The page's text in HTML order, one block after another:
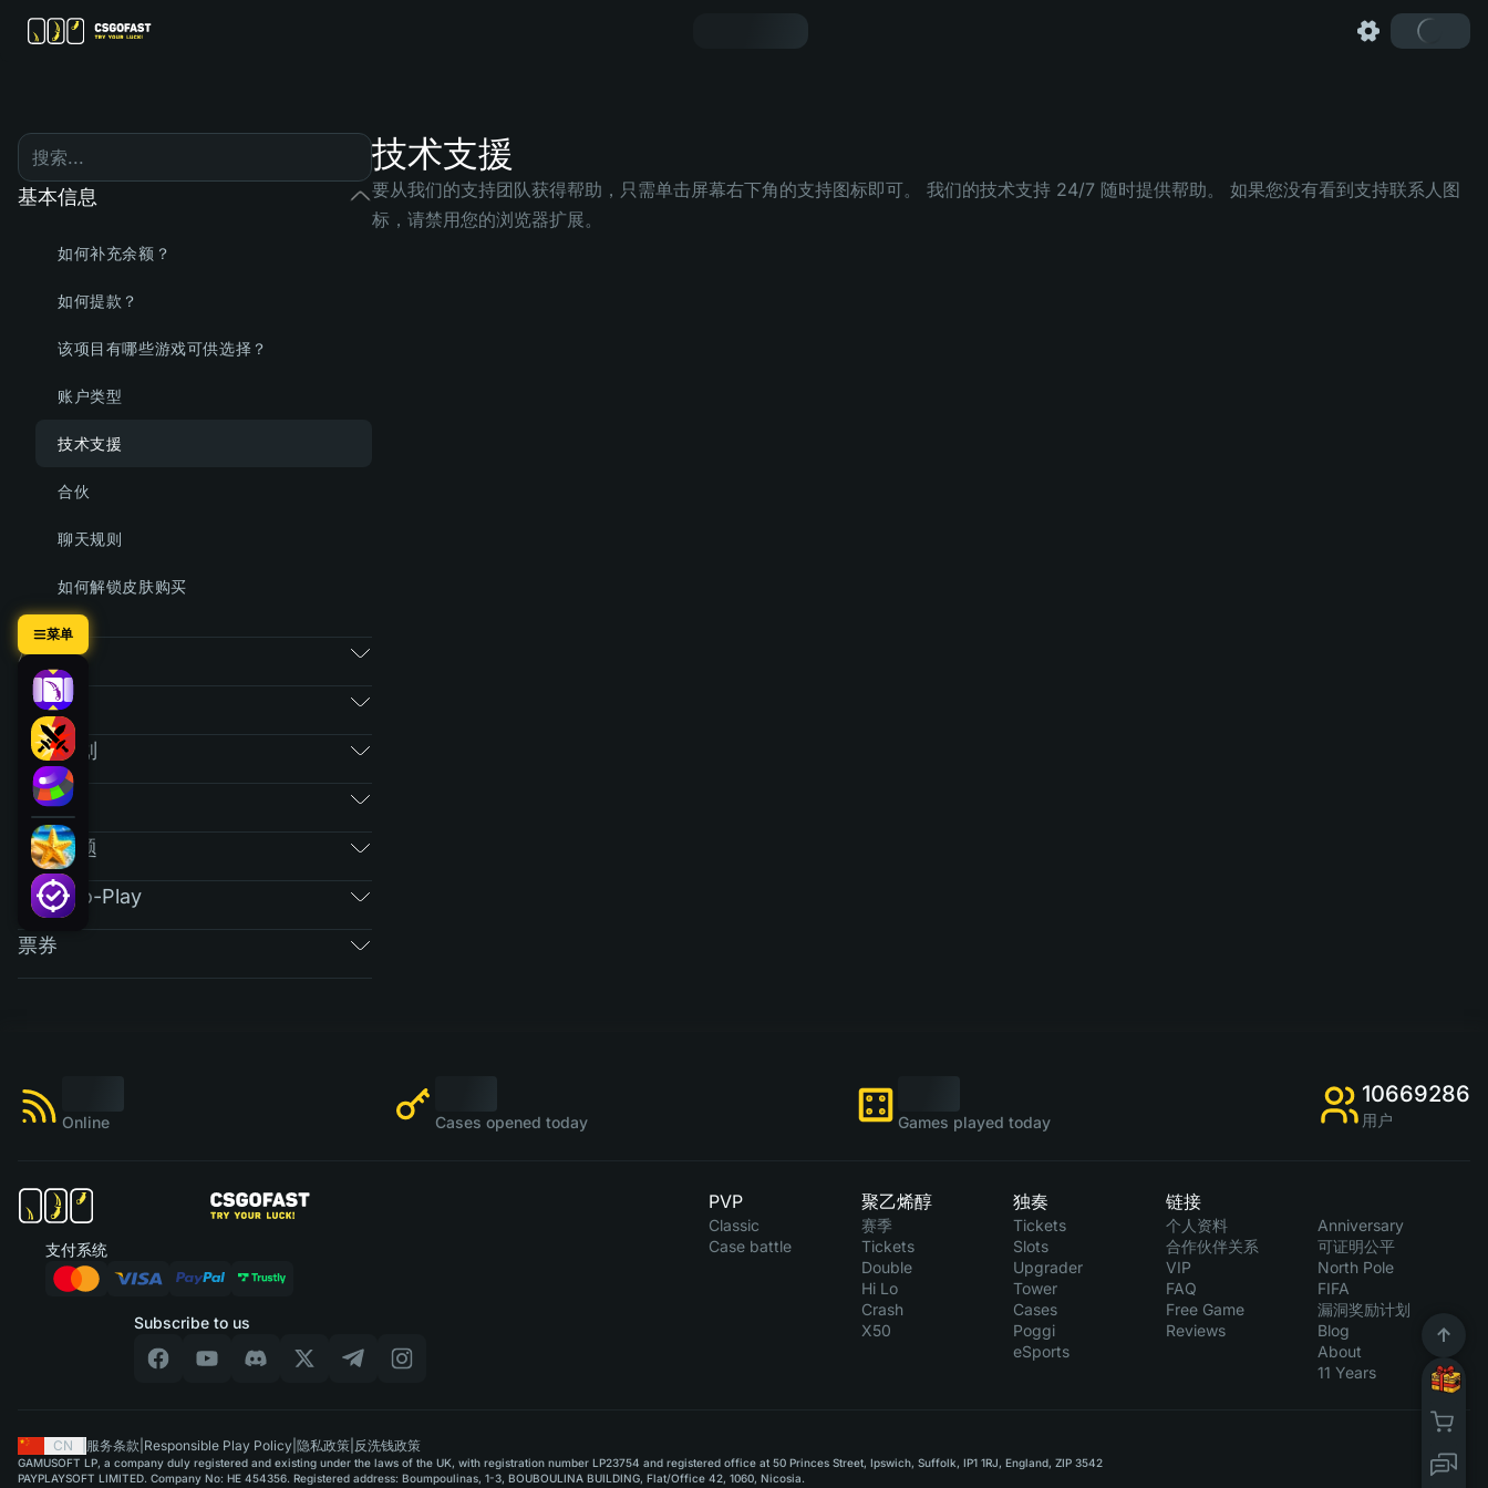
菜单
基本信息
如何补充余额？
如何提款？
该项目有哪些游戏可供选择？
账户类型
技术支援
合伙
聊天规则
如何解锁皮肤购买
游戏
市场
推荐计划
RAIN
常规问题
Free-To-Play
票券
技术支援
要从我们的支持团队获得帮助，只需单击屏幕右下角的支持图标即可。 我们的技术支持 24/7 随时提供帮助。 如果您没有看到支持联系人图
标，请禁用您的浏览器扩展。
Online Cases opened today Games played today
10669286
用户
Subscribe to us
支付系统
PVP
Classic
Case battle
聚乙烯醇
赛季
Tickets
Double
Hi Lo
Crash
X50
独奏
Tickets
Slots
Upgrader
Tower
Cases
Poggi
eSports
链接
个人资料
合作伙伴关系
VIP
FAQ
Free Game
Reviews
Anniversary
可证明公平
North Pole
FIFA
漏洞奖励计划
Blog
About
11 Years
CN 服务条款 Responsible Play Policy 隐私政策 反洗钱政策
GAMUSOFT LP, a company duly registered and existing under the laws of the UK, with registration number LP23754 and registered office at 50 Princes Street, Ipswich, Suffolk, IP1 1RJ, England, ZIP 3542
PAYPLAYSOFT LIMITED. Company No: HE 454356. Registered address: Boumpoulinas, 1-3, BOUBOULINA BUILDING, Flat/Office 42, 1060, Nicosia.